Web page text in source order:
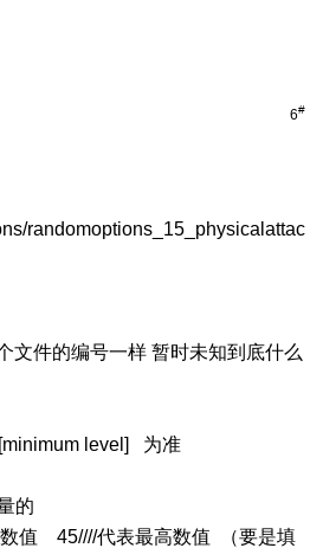
6#
randomoptions_15_physicalattac
文件的编号一样 暂时未知到底什么
level] 为准
的
值 45////代表最高数值 （要是填